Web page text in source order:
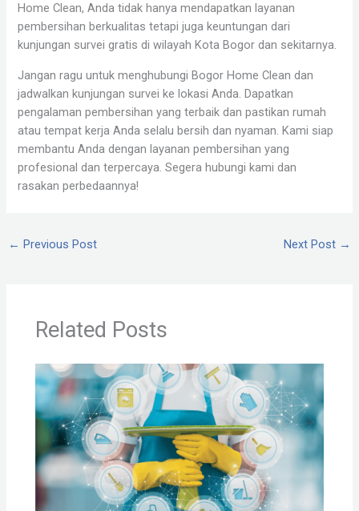
Home Clean, Anda tidak hanya mendapatkan layanan
pembersihan berkualitas tetapi juga keuntungan dari
kunjungan survei gratis di wilayah Kota Bogor dan sekitarnya.
Jangan ragu untuk menghubungi Bogor Home Clean dan
jadwalkan kunjungan survei ke lokasi Anda. Dapatkan
pengalaman pembersihan yang terbaik dan pastikan rumah
atau tempat kerja Anda selalu bersih dan nyaman. Kami siap
membantu Anda dengan layanan pembersihan yang
profesional dan terpercaya. Segera hubungi kami dan
rasakan perbedaannya!
← Previous Post Next Post →
Related Posts